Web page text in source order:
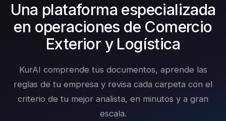
Una plataforma especializada
en operaciones de Comercio
Exterior y Logística
KurAI comprende tus documentos, aprende las
reglas de tu empresa y revisa cada carpeta con el
criterio de tu mejor analista, en minutos y a gran
escala.